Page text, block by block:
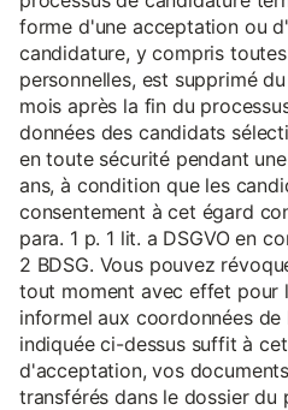
forme d'une acceptation ou
candidature, y compris
personnelles, est supprimé
mois après la fin du
données des candidats
en toute sécurité pendant
ans, à condition que les
consentement à cet égard
para. 1 p. 1 lit. a DSGVO en
2 BDSG. Vous pouvez
tout moment avec effet pour
informel aux coordonnées
indiquée ci-dessus suffit à
d'acceptation, vos
transférés dans le dossier du